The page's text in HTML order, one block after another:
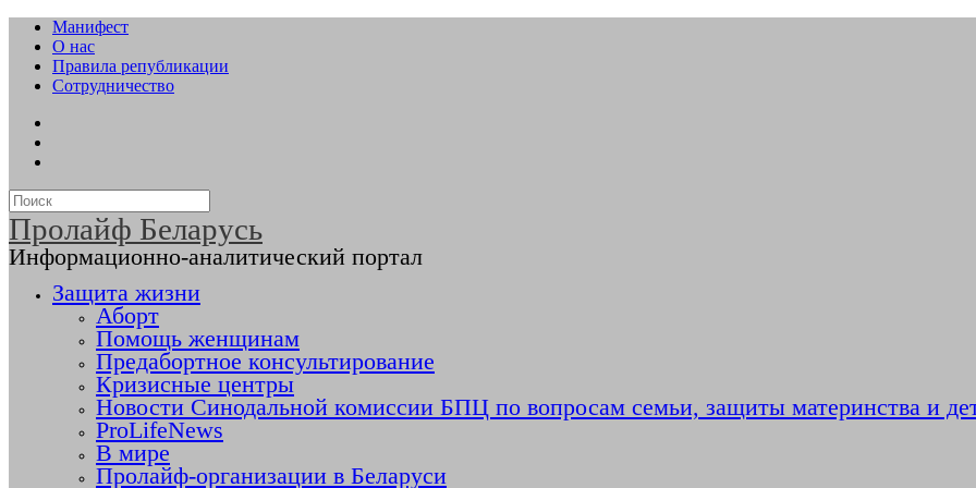
Манифест
О нас
Правила републикации
Сотрудничество
Пролайф Беларусь
Информационно-аналитический портал
Защита жизни
Аборт
Помощь женщинам
Предабортное консультирование
Кризисные центры
Новости Синодальной комиссии БПЦ по вопросам семьи, защиты материнства и
ProLifeNews
В мире
Пролайф-организации в Беларуси